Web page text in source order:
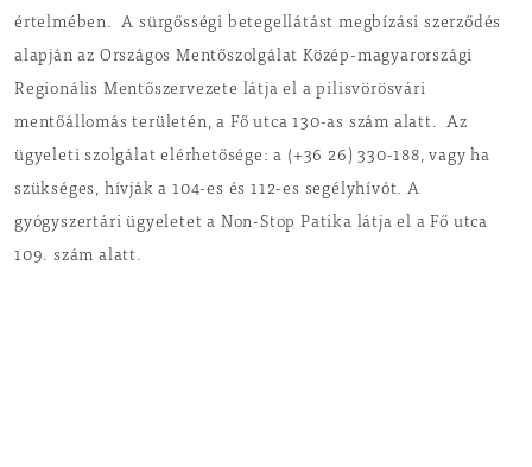
értelmében. A sürgősségi betegellátást megbízási szerződés
alapján az Országos Mentőszolgálat Közép-magyarországi
Regionális Mentőszervezete látja el a pilisvörösvári
mentőállomás területén, a Fő utca 130-as szám alatt. Az
ügyeleti szolgálat elérhetősége: a (+36 26) 330-188, vagy ha
szükséges, hívják a 104-es és 112-es segélyhívót. A
gyógyszertári ügyeletet a Non-Stop Patika látja el a Fő utca
109. szám alatt.